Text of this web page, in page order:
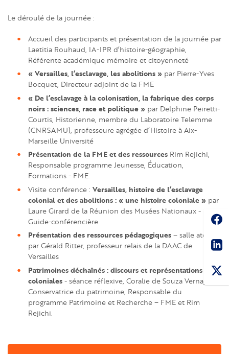
Le déroulé de la journée :
Accueil des participants et présentation de la journée par
Laetitia Rouhaud, IA-IPR d’histoire-géographie,
Référente académique mémoire et citoyenneté
«Versailles, l’esclavage, les abolitions» par Pierre-Yves
Bocquet, Directeur adjoint de la FME
« De l’esclavage à la colonisation, la fabrique des corps
noirs : sciences, race et politique » par Delphine Peiretti-
Courtis, Historienne, membre du Laboratoire Telemme
(CNRSAMU), professeure agrégée d’Histoire à Aix-
Marseille Université
Présentation de la FME et des ressources Rim Rejichi,
Responsable programme Jeunesse, Éducation,
Formations - FME
Visite conférence : Versailles, histoire de l’esclavage
colonial et des abolitions : « une histoire coloniale » par
Laure Girard de la Réunion des Musées Nationaux -
Guide-conférencière
Présentation des ressources pédagogiques – salle atelier
par Gérald Ritter, professeur relais de la DAAC de
Versailles
Patrimoines déchaînés : discours et représentations
coloniales - séance réflexive, Coralie de Souza Vernay,
Conservatrice du patrimoine, Responsable du
programme Patrimoine et Recherche – FME et Rim
Rejichi.